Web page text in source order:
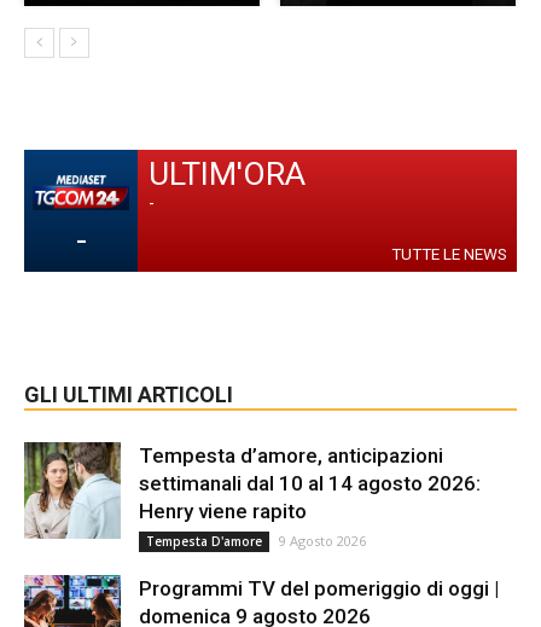
-
ULTIM'ORA
-
TUTTE LE NEWS
GLI ULTIMI ARTICOLI
Tempesta d’amore, anticipazioni
settimanali dal 10 al 14 agosto 2026:
Henry viene rapito
Tempesta D'amore 9 Agosto 2026
Programmi TV del pomeriggio di oggi |
domenica 9 agosto 2026